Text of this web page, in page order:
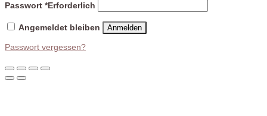
Passwort *Erforderlich
Angemeldet bleiben Anmelden
Passwort vergessen?